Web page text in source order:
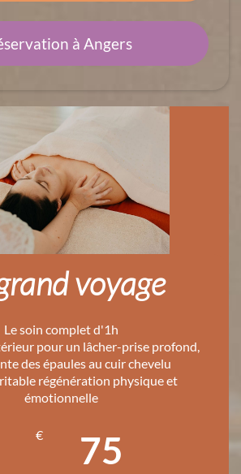
à Angers
voyage
Le soin complet d'1h
pour un lâcher-prise profond,
des épaules au cuir chevelu
régénération physique et
émotionnelle
€ 75